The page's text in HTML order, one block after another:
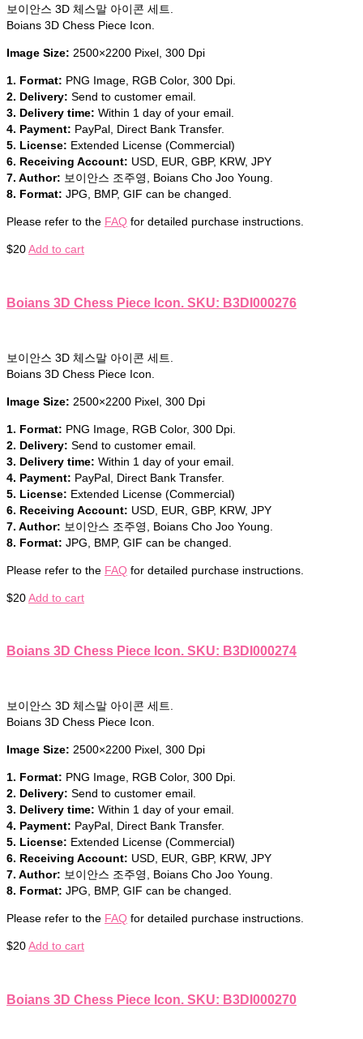
보이안스 3D 체스말 아이콘 세트.
Boians 3D Chess Piece Icon.
Image Size: 2500×2200 Pixel, 300 Dpi
1. Format: PNG Image, RGB Color, 300 Dpi.
2. Delivery: Send to customer email.
3. Delivery time: Within 1 day of your email.
4. Payment: PayPal, Direct Bank Transfer.
5. License: Extended License (Commercial)
6. Receiving Account: USD, EUR, GBP, KRW, JPY
7. Author: 보이안스 조주영, Boians Cho Joo Young.
8. Format: JPG, BMP, GIF can be changed.
Please refer to the FAQ for detailed purchase instructions.
$20Add to cart
Boians 3D Chess Piece Icon. SKU: B3DI000276
보이안스 3D 체스말 아이콘 세트.
Boians 3D Chess Piece Icon.
Image Size: 2500×2200 Pixel, 300 Dpi
1. Format: PNG Image, RGB Color, 300 Dpi.
2. Delivery: Send to customer email.
3. Delivery time: Within 1 day of your email.
4. Payment: PayPal, Direct Bank Transfer.
5. License: Extended License (Commercial)
6. Receiving Account: USD, EUR, GBP, KRW, JPY
7. Author: 보이안스 조주영, Boians Cho Joo Young.
8. Format: JPG, BMP, GIF can be changed.
Please refer to the FAQ for detailed purchase instructions.
$20Add to cart
Boians 3D Chess Piece Icon. SKU: B3DI000274
보이안스 3D 체스말 아이콘 세트.
Boians 3D Chess Piece Icon.
Image Size: 2500×2200 Pixel, 300 Dpi
1. Format: PNG Image, RGB Color, 300 Dpi.
2. Delivery: Send to customer email.
3. Delivery time: Within 1 day of your email.
4. Payment: PayPal, Direct Bank Transfer.
5. License: Extended License (Commercial)
6. Receiving Account: USD, EUR, GBP, KRW, JPY
7. Author: 보이안스 조주영, Boians Cho Joo Young.
8. Format: JPG, BMP, GIF can be changed.
Please refer to the FAQ for detailed purchase instructions.
$20Add to cart
Boians 3D Chess Piece Icon. SKU: B3DI000270